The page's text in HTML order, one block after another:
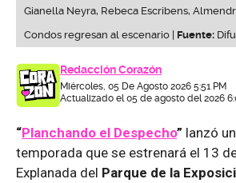
Gianella Neyra, Rebeca Escribens,
Condos regresan al escenario | Fuente:
Redacción Corazón
Miércoles, 05 De Agosto 2026 5:51 PM
Actualizado el 05 de agosto del 2026
“Planchando el Despecho” lanzó
temporada que se estrenará el 13
Explanada del Parque de la